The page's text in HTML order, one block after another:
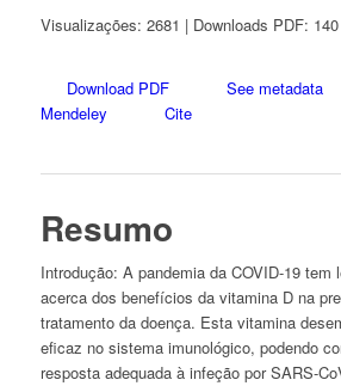
Visualizações: 2681 | Downloads PDF: 140
Download PDF See metadata
Mendeley
Cite
Resumo
Introdução: A pandemia da COVID-19 tem
acerca dos benefícios da vitamina D na
tratamento da doença. Esta vitamina
eficaz no sistema imunológico, podendo
resposta adequada à infeção por SARS-